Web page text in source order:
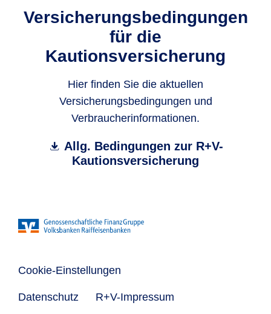
Versicherungsbedingungen
für die
Kautionsversicherung
Hier finden Sie die aktuellen
Versicherungsbedingungen und
Verbraucherinformationen.
Allg. Bedingungen zur R+V-
Kautionsversicherung
Cookie-Einstellungen
Datenschutz R+V-Impressum